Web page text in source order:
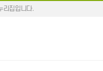
리집입니다.